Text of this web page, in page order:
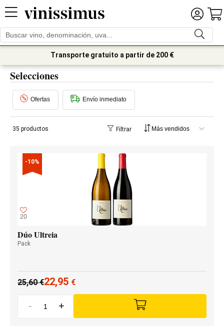
Transporte gratuito a partir de 200 €
Selecciones
Ofertas Envío inmediato
35 productos Filtrar
-10%
20
Dúo Ultreia
Pack
25,60€22,95 €
- +